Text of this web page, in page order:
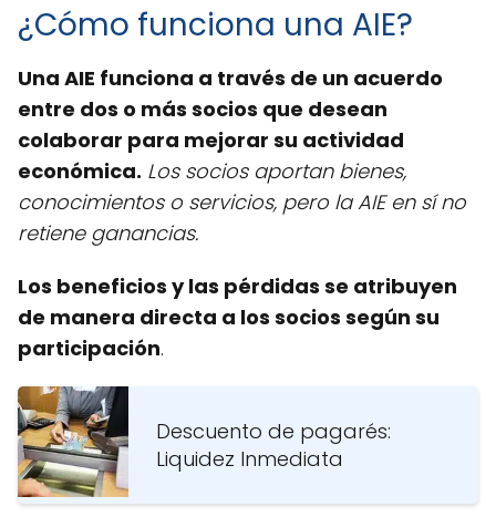
¿Cómo funciona una AIE?
Una AIE funciona a través de un acuerdo
entre dos o más socios que desean
colaborar para mejorar su actividad
económica. Los socios aportan bienes,
conocimientos o servicios, pero la AIE en sí no
retiene ganancias.
Los beneficios y las pérdidas se atribuyen
de manera directa a los socios según su
participación.
Descuento de pagarés:
Liquidez Inmediata